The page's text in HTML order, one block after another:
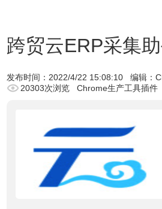
跨贸云ERP采集
发布时间： 2022/4/22 15:08:10 编辑：
20303次浏览
Chrome生产工具插件